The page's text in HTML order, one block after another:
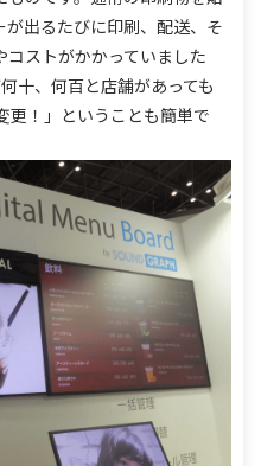
が出るたびに印刷、配送、そ
ストがかかっていました
十、何百と店舗があっても
更！」ということも簡単で